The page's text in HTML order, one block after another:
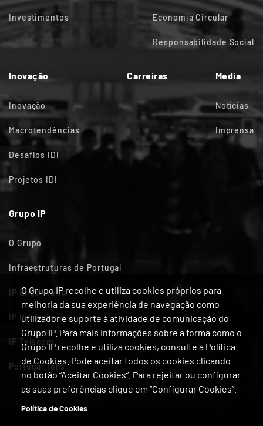
O Grupo IP recolhe e utiliza cookies próprios para
melhoria da sua experiência de navegação como
utilizador e suporte à atividade de comunicação do
Grupo IP. Para mais informações sobre a forma como o
Grupo IP recolhe e utiliza cookies, consulte a Política
de Cookies. Pode aceitar todos os cookies clicando
no botão “Aceitar Cookies”. Para rejeitar ou configurar
as suas preferências clique em “Configurar Cookies”.
Política de Cookies
Investimentos Economia Circular
Responsabilidade Social
Inovação
Inovação
Macrotendências
Desafios IDI
Projetos IDI
Carreiras Media
Notícias
Imprensa
Grupo IP
O Grupo
Infraestruturas de Portugal
IP Engenharia
IP Património
IP Telecom
Portugal Tolls